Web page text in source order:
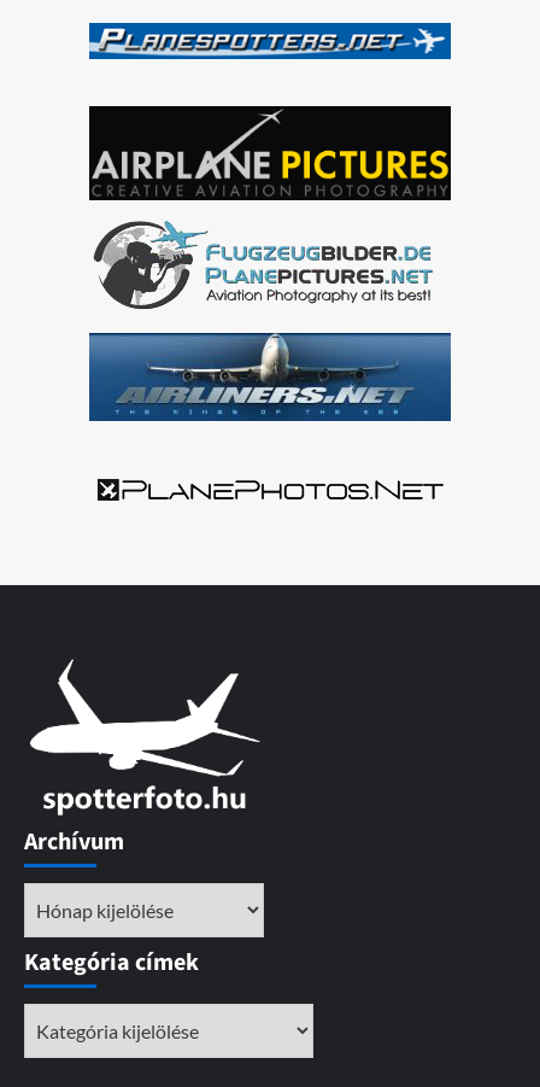
Archívum
Kategória címek